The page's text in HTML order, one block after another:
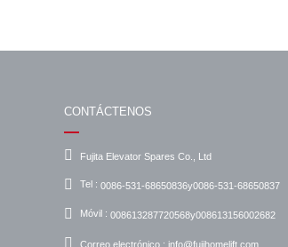
CONTÁCTENOS
Fujita Elevator Spares Co., Ltd
Tel : 0086-531-68650836y0086-531-68650837
Móvil : 008613287720568y008613156002682
Correo electrónico : info@fujihomelift.com